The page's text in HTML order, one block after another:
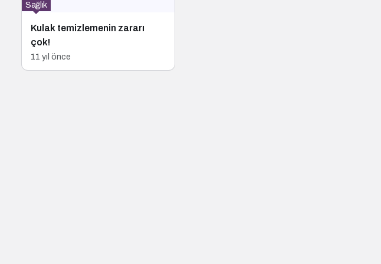
Kulak temizlemenin zararı
çok!
Sağlık
11 yıl önce